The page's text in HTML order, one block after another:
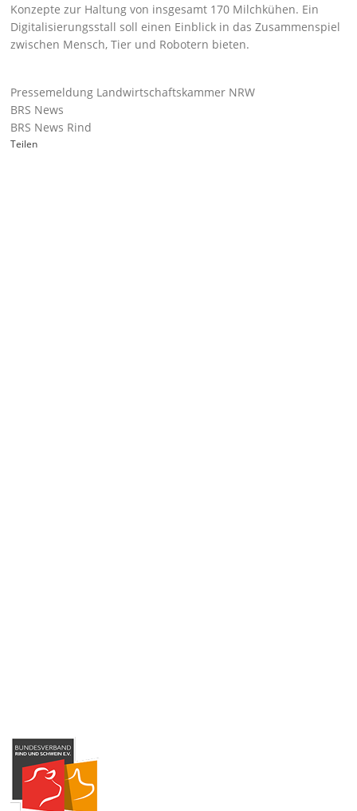
Konzepte zur Haltung von insgesamt 170 Milchkühen. Ein
Digitalisierungsstall soll einen Einblick in das Zusammenspiel
zwischen Mensch, Tier und Robotern bieten.
Pressemeldung Landwirtschaftskammer NRW
BRS News
BRS News Rind
Teilen